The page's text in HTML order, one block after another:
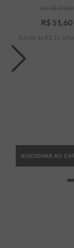
R$129,00
R$ 51,60
Em até 1 x R$ 51 60
ADICIONAR AO